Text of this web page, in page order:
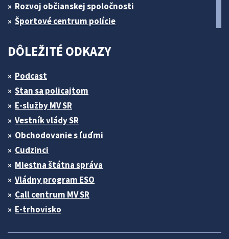
Rozvoj občianskej spoločnosti
Športové centrum polície
DÔLEŽITÉ ODKAZY
Podcast
Stan sa policajtom
E-služby MV SR
Vestník vlády SR
Obchodovanie s ľuďmi
Cudzinci
Miestna štátna správa
Vládny program ESO
Call centrum MV SR
E-trhovisko